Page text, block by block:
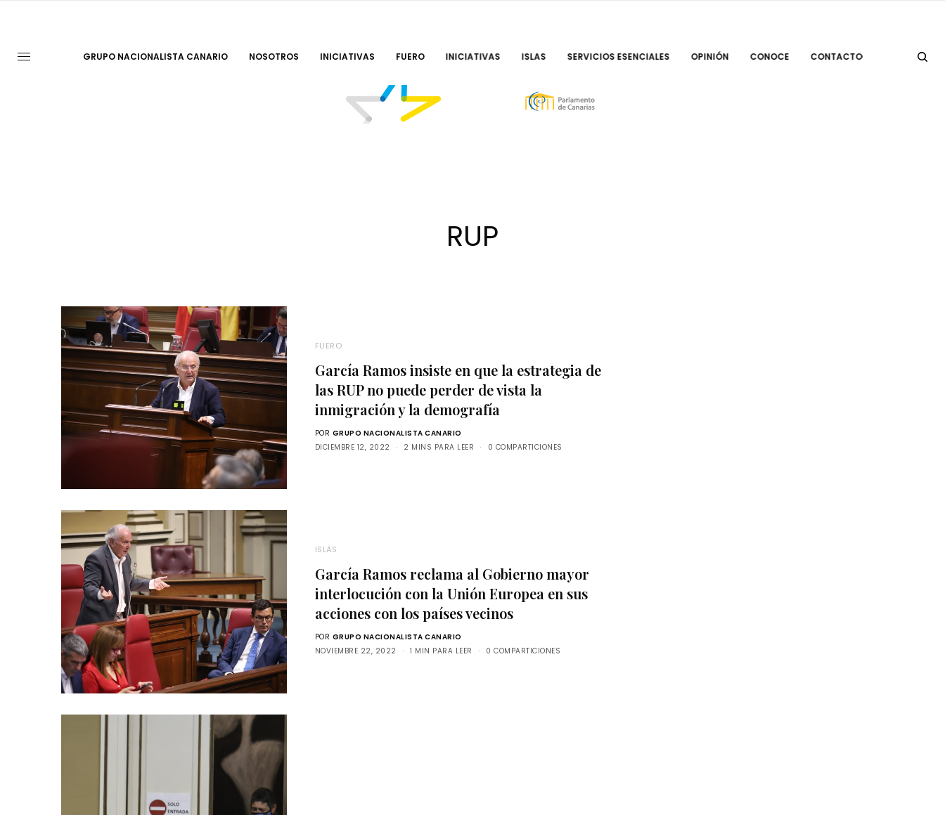
GRUPO NACIONALISTA CANARIO NOSOTROS INICIATIVAS FUERO INICIATIVAS ISLAS SERVICIOS ESENCIALES OPINIÓN CONOCE CONTACTO
RUP
FUERO
García Ramos insiste en que la estrategia de
las RUP no puede perder de vista la
inmigración y la demografía
POR GRUPO NACIONALISTA CANARIO
DICIEMBRE 12, 2022
2 MINS PARA LEER 0 COMPARTICIONES
ISLAS
García Ramos reclama al Gobierno mayor
interlocución con la Unión Europea en sus
acciones con los países vecinos
POR GRUPO NACIONALISTA CANARIO
NOVIEMBRE 22, 2022
1 MIN PARA LEER 0 COMPARTICIONES